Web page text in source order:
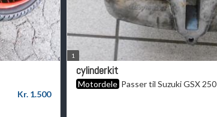
Kr. 1.500
1
cylinderkit
Motordele Passer til Suzuki GSX 250